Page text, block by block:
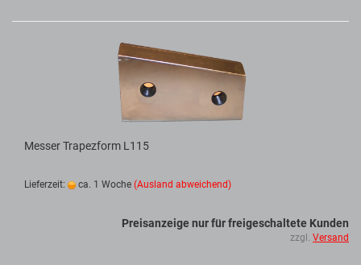
Messer Trapezform L115
Lieferzeit: ca. 1 Woche (Ausland abweichend)
Preisanzeige nur für freigeschaltete Kunden
zzgl. Versand